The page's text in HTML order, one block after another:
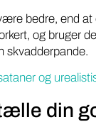
bedre, end at
og bruger
skvadderpande.
og
din